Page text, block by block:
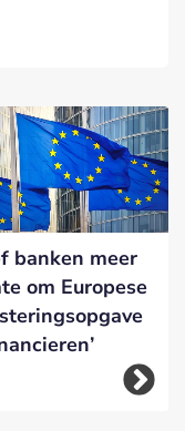
banken meer
om Europese